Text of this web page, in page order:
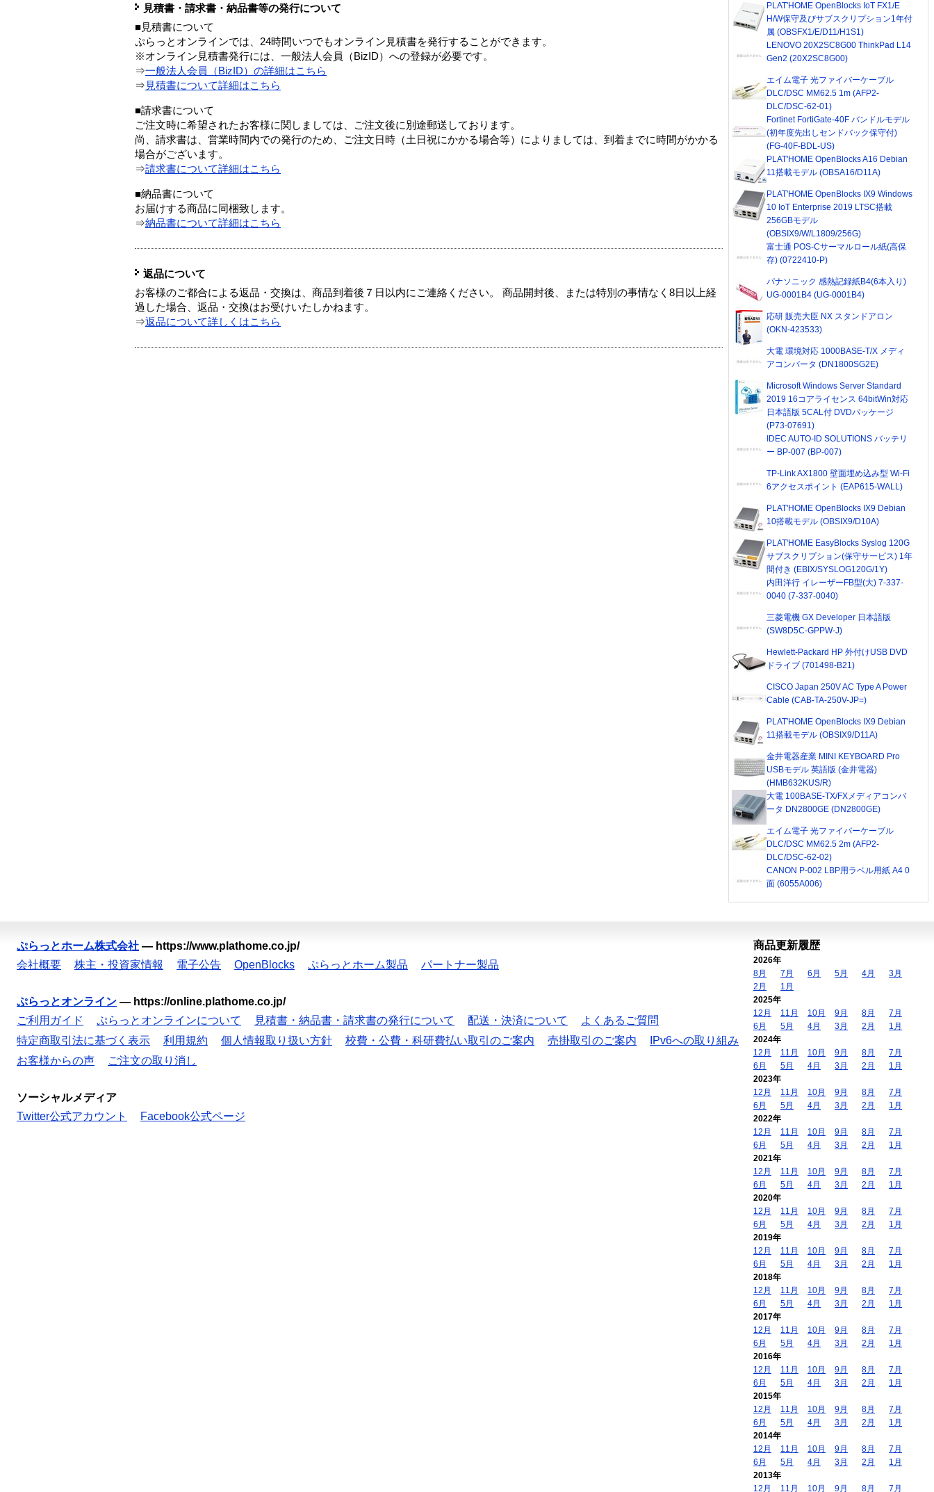
見積書・請求書・納品書等の発行について
■見積書について
ぷらっとオンラインでは、24時間いつでもオンライン見積書を発行することができます。
※オンライン見積書発行には、一般法人会員（BizID）への登録が必要です。
⇒一般法人会員（BizID）の詳細はこちら
⇒ 見積書について詳細はこちら
■請求書について
ご注文時に希望されたお客様に関しましては、ご注文後に別途郵送しております。
尚、請求書は、営業時間内での発行のため、ご注文日時（土日祝にかかる場合等）によりましては、到着までに時間がかかる
場合がございます。
⇒請求書について詳細はこちら
■納品書について
お届けする商品に同梱致します。
⇒納品書について詳細はこちら
返品について
お客様のご都合による返品・交換は、商品到着後７日以内にご連絡ください。 商品開封後、または特別の事情なく8日以上経
過した場合、返品・交換はお受けいたしかねます。
⇒返品について詳しくはこちら
PLAT'HOME OpenBlocks IoT FX1/E
H/W保守及びサブスクリプション1年付
属 (OBSFX1/E/D11/H1S1)
LENOVO 20X2SC8G00 ThinkPad L14
Gen2 (20X2SC8G00)
エイム電子 光ファイバーケーブル
DLC/DSC MM62.5 1m (AFP2-
DLC/DSC-62-01)
Fortinet FortiGate-40F バンドルモデル
(初年度先出しセンドバック保守付)
(FG-40F-BDL-US)
PLAT'HOME OpenBlocks A16 Debian
11搭載モデル (OBSA16/D11A)
PLAT'HOME OpenBlocks IX9 Windows
10 IoT Enterprise 2019 LTSC搭載
256GBモデル
(OBSIX9/W/L1809/256G)
富士通 POS-Cサーマルロール紙(高保
存) (0722410-P)
パナソニック 感熱記録紙B4(6本入り)
UG-0001B4 (UG-0001B4)
応研 販売大臣 NX スタンドアロン
(OKN-423533)
大電 環境対応 1000BASE-T/X メディ
アコンバータ (DN1800SG2E)
Microsoft Windows Server Standard
2019 16コアライセンス 64bitWin対応
日本語版 5CAL付 DVDパッケージ
(P73-07691)
IDEC AUTO-ID SOLUTIONS バッテリ
ー BP-007 (BP-007)
TP-Link AX1800 壁面埋め込み型 Wi-Fi
6アクセスポイント (EAP615-WALL)
PLAT'HOME OpenBlocks IX9 Debian
10搭載モデル (OBSIX9/D10A)
PLAT'HOME EasyBlocks Syslog 120G
サブスクリプション(保守サービス) 1年
間付き (EBIX/SYSLOG120G/1Y)
内田洋行 イレーザーFB型(大) 7-337-
0040 (7-337-0040)
三菱電機 GX Developer 日本語版
(SW8D5C-GPPW-J)
Hewlett-Packard HP 外付けUSB DVD
ドライブ (701498-B21)
CISCO Japan 250V AC Type A Power
Cable (CAB-TA-250V-JP=)
PLAT'HOME OpenBlocks IX9 Debian
11搭載モデル (OBSIX9/D11A)
金井電器産業 MINI KEYBOARD Pro
USBモデル 英語版 (金井電器)
(HMB632KUS/R)
大電 100BASE-TX/FXメディアコンバ
ータ DN2800GE (DN2800GE)
エイム電子 光ファイバーケーブル
DLC/DSC MM62.5 2m (AFP2-
DLC/DSC-62-02)
CANON P-002 LBP用ラベル用紙 A4 0
面 (6055A006)
ぷらっとホーム株式会社 — https://www.plathome.co.jp/
会社概要
株主・投資家情報 電子公告 OpenBlocks ぷらっとホーム製品 パートナー製品
ぷらっとオンライン — https://online.plathome.co.jp/
ご利用ガイド
ぷらっとオンラインについて 見積書・納品書・請求書の発行について 配送・決済について
よくあるご質問
特定商取引法に基づく表示
利用規約 個人情報取り扱い方針 校費・公費・科研費払い取引のご案内 売掛取引のご案内
IPv6への取り組み
お客様からの声
ご注文の取り消し
ソーシャルメディア
Twitter公式アカウント
Facebook公式ページ
商品更新履歴
2026年
8月
7月 6月 5月 4月
3月
2月
1月
2025年
12月
11月 10月 9月 8月
7月
6月
5月 4月 3月 2月
1月
2024年
12月
11月 10月 9月 8月
7月
6月
5月 4月 3月 2月
1月
2023年
12月
11月 10月 9月 8月
7月
6月
5月 4月 3月 2月
1月
2022年
12月
11月 10月 9月 8月
7月
6月
5月 4月 3月 2月
1月
2021年
12月
11月 10月 9月 8月
7月
6月
5月 4月 3月 2月
1月
2020年
12月
11月 10月 9月 8月
7月
6月
5月 4月 3月 2月
1月
2019年
12月
11月 10月 9月 8月
7月
6月
5月 4月 3月 2月
1月
2018年
12月
11月 10月 9月 8月
7月
6月
5月 4月 3月 2月
1月
2017年
12月
11月 10月 9月 8月
7月
6月
5月 4月 3月 2月
1月
2016年
12月
11月 10月 9月 8月
7月
6月
5月 4月 3月 2月
1月
2015年
12月
11月 10月 9月 8月
7月
6月
5月 4月 3月 2月
1月
2014年
12月
11月 10月 9月 8月
7月
6月
5月 4月 3月 2月
1月
2013年
12月
11月 10月 9月 8月 7月